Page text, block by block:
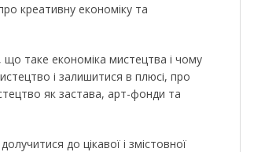
креативну економіку та
що таке економіка мистецтва і чому
і залишитися в плюсі, про
як застава, арт-фонди та
до цікавої і змістовної